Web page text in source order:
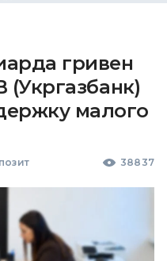
гривен
(Укргазбанк)
малого
38837